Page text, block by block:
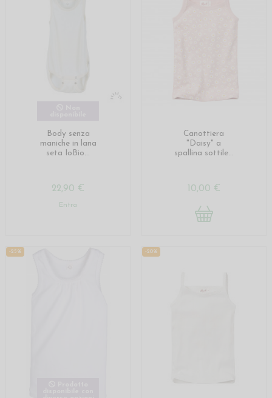
Body senza
maniche in lana
seta IoBio...
22,90 €
Entra
Canottiera
"Daisy" a
spallina sottile...
10,00 €
-25% -20%